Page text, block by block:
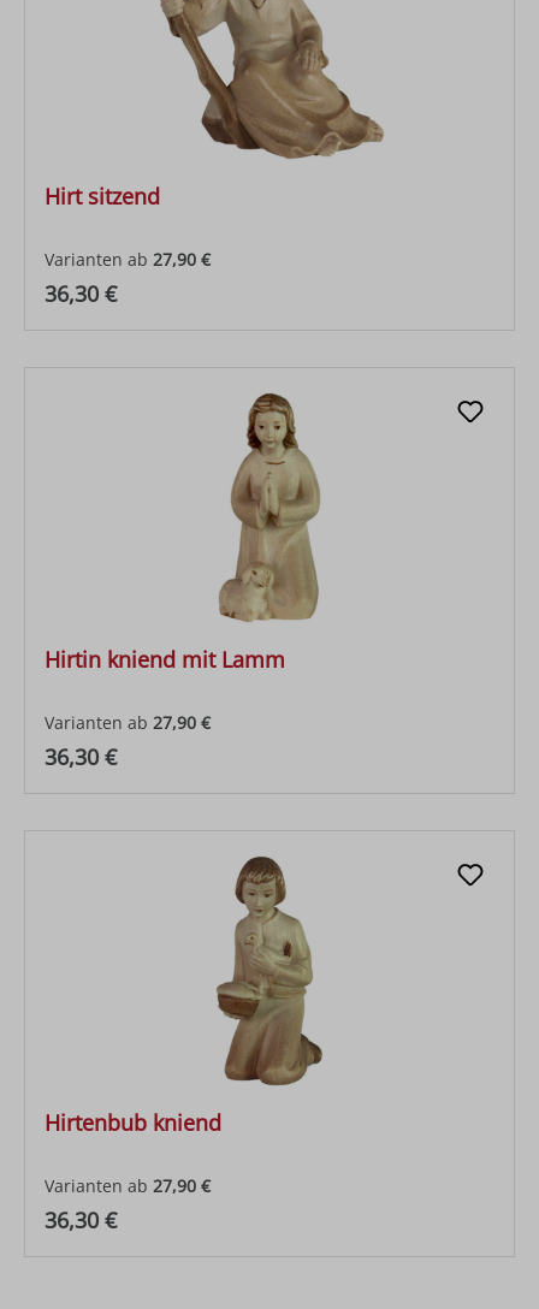
Hirt sitzend
Varianten ab 27,90 €
Regulärer Preis:
36,30 €
Hirtin kniend mit Lamm
Varianten ab 27,90 €
Regulärer Preis:
36,30 €
Hirtenbub kniend
Varianten ab 27,90 €
Regulärer Preis:
36,30 €